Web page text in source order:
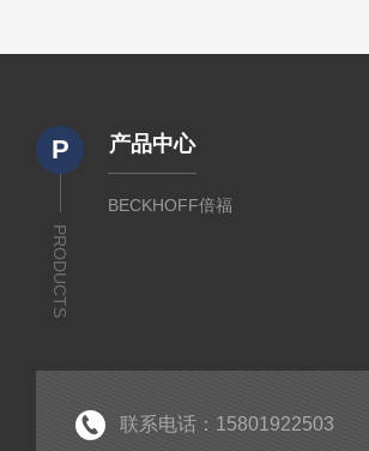
P
PRODUCTS
产品中心
BECKHOFF倍福
联系电话：15801922503